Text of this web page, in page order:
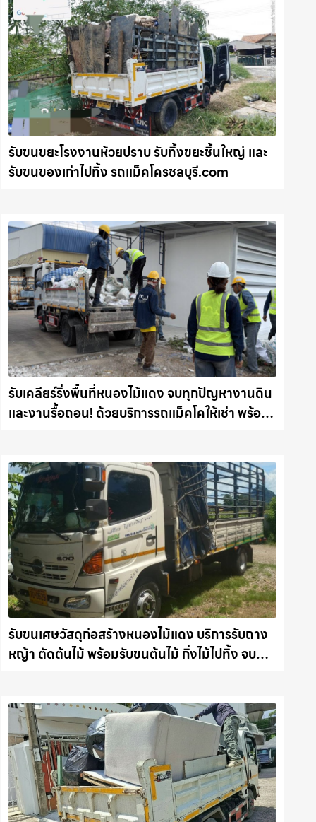
รับขนขยะโรงงานห้วยปราบ รับทิ้งขยะชิ้นใหญ่ และ
รับขนของเก่าไปทิ้ง รถแม็คโครชลบุรี.com
รับเคลียร์ริ่งพื้นที่หนองไม้แดง จบทุกปัญหางานดิน
และงานรื้อถอน! ด้วยบริการรถแม็คโคให้เช่า พร้อม
รับขนเศษวัสดุก่อสร้างหนองไม้แดง บริการรับถาง
หญ้า ตัดต้นไม้ พร้อมรับขนต้นไม้ กิ่งไม้ไปทิ้ง จบ